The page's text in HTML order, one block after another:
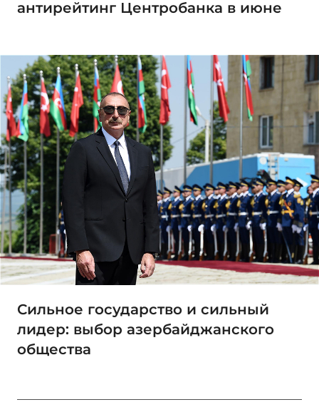
антирейтинг Центробанка в июне
Сильное государство и сильный
лидер: выбор азербайджанского
общества